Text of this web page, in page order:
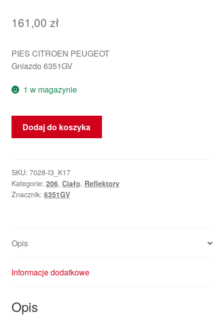
161,00 zł
PIES CITROEN PEUGEOT
Gniazdo 6351GV
1 w magazynie
ilość
Gniazdo
prawej
z
okablowaniem
Dodaj do koszyka
SKU: 7028-I3_K17
Kategorie: 206, Ciało, Reflektory
Znacznik: 6351GV
Opis
Informacje dodatkowe
Opis